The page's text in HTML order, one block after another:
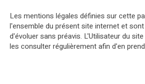
Les mentions légales définies sur cette
l'ensemble du présent site internet et
d'évoluer sans préavis. L'Utilisateur du
les consulter régulièrement afin d'en